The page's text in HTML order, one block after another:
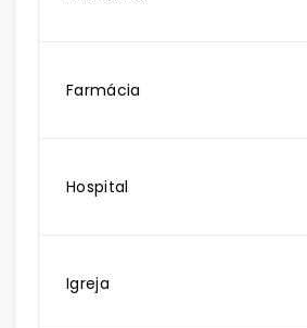
Farmácia
Hospital
Igreja